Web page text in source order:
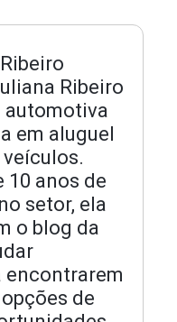
Ribeiro
automotiva
em aluguel
10 anos de
setor, ela
o blog da
encontrarem
de